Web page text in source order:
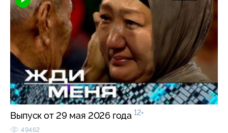
Выпуск от 29 мая 2026 года 12+
49462